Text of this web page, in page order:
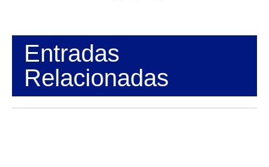
Entradas
Relacionadas